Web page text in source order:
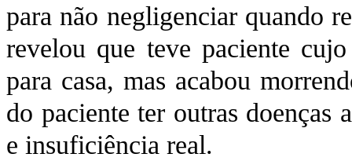
para não negligenciar quando
revelou que teve paciente
para casa, mas acabou
do paciente ter outras doenças
e insuficiência real.